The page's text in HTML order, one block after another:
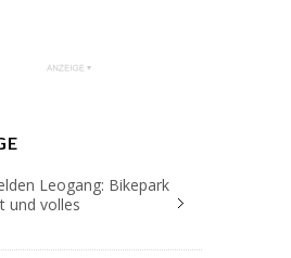
Leogang: Bikepark
und volles